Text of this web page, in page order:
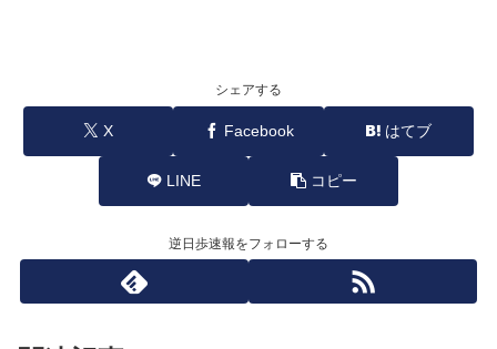
シェアする
X Facebook はてブ
LINE コピー
逆日歩速報をフォローする